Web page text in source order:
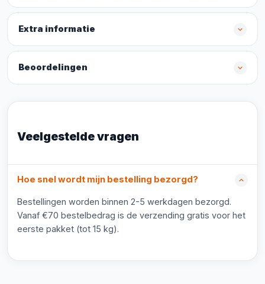
Extra informatie
Beoordelingen
Veelgestelde vragen
Hoe snel wordt mijn bestelling bezorgd?
Bestellingen worden binnen 2-5 werkdagen bezorgd.
Vanaf €70 bestelbedrag is de verzending gratis voor het
eerste pakket (tot 15 kg).